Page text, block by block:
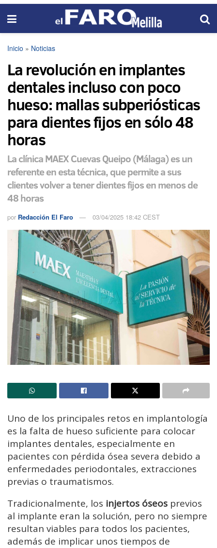
Inicio » Noticias
La revolución en implantes
dentales incluso con poco
hueso: mallas subperiósticas
para dientes fijos en sólo 48
horas
La clínica MAEX Cuevas Queipo (Málaga) es un
referente en esta técnica, que permite a sus
clientes volver a tener dientes fijos en menos de
48 horas
por Redacción El Faro 03/04/2025 18:42 CEST
Uno de los principales retos en implantología
es la falta de hueso suficiente para colocar
implantes dentales, especialmente en
pacientes con pérdida ósea severa debido a
enfermedades periodontales, extracciones
previas o traumatismos.
Tradicionalmente, los injertos óseos previos
al implante eran la solución, pero no siempre
resultan viables para todos los pacientes,
además de implicar unos tiempos de